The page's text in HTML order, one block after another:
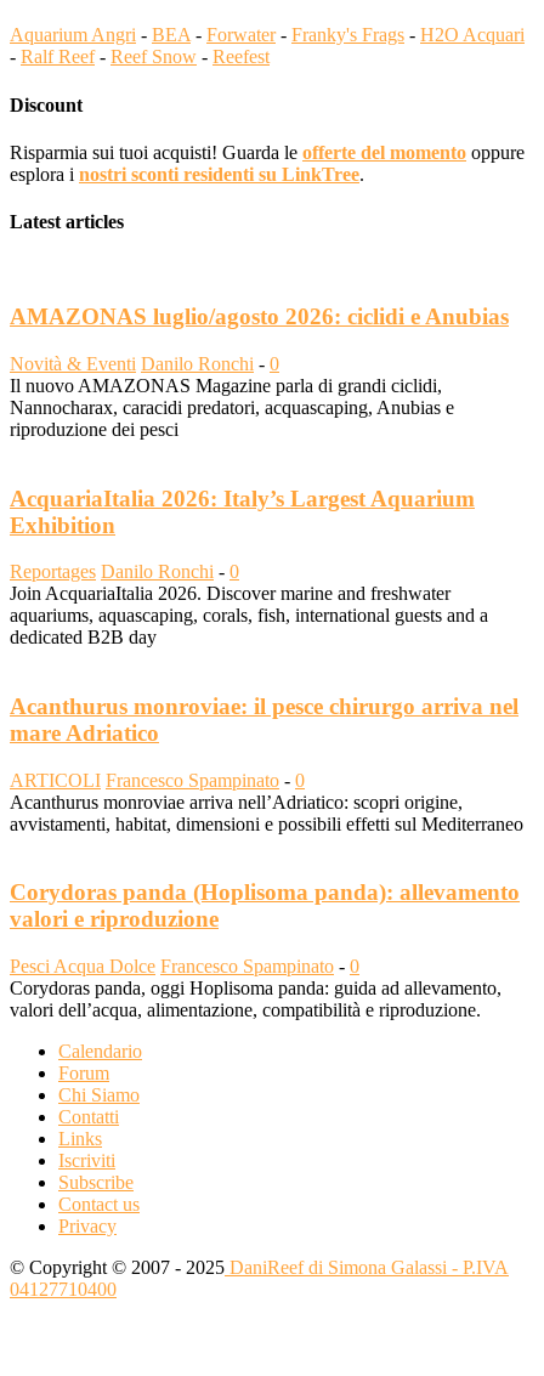
Aquarium Angri - BEA - Forwater- Franky's Frags - H2O Acquari
- Ralf Reef- Reef Snow - Reefest
Discount
Risparmia sui tuoi acquisti! Guarda le offerte del momento oppure
esplora i nostri sconti residenti su LinkTree.
Latest articles
AMAZONAS luglio/agosto 2026: ciclidi e Anubias
Novità & Eventi Danilo Ronchi - 0
Il nuovo AMAZONAS Magazine parla di grandi ciclidi,
Nannocharax, caracidi predatori, acquascaping, Anubias e
riproduzione dei pesci
AcquariaItalia 2026: Italy’s Largest Aquarium
Exhibition
Reportages Danilo Ronchi - 0
Join AcquariaItalia 2026. Discover marine and freshwater
aquariums, aquascaping, corals, fish, international guests and a
dedicated B2B day
Acanthurus monroviae: il pesce chirurgo arriva nel
mare Adriatico
ARTICOLI Francesco Spampinato - 0
Acanthurus monroviae arriva nell’Adriatico: scopri origine,
avvistamenti, habitat, dimensioni e possibili effetti sul Mediterraneo
Corydoras panda (Hoplisoma panda): allevamento
valori e riproduzione
Pesci Acqua Dolce Francesco Spampinato - 0
Corydoras panda, oggi Hoplisoma panda: guida ad allevamento,
valori dell’acqua, alimentazione, compatibilità e riproduzione.
Calendario
Forum
Chi Siamo
Contatti
Links
Iscriviti
Subscribe
Contact us
Privacy
© Copyright © 2007 - 2025 DaniReef di Simona Galassi - P.IVA
04127710400